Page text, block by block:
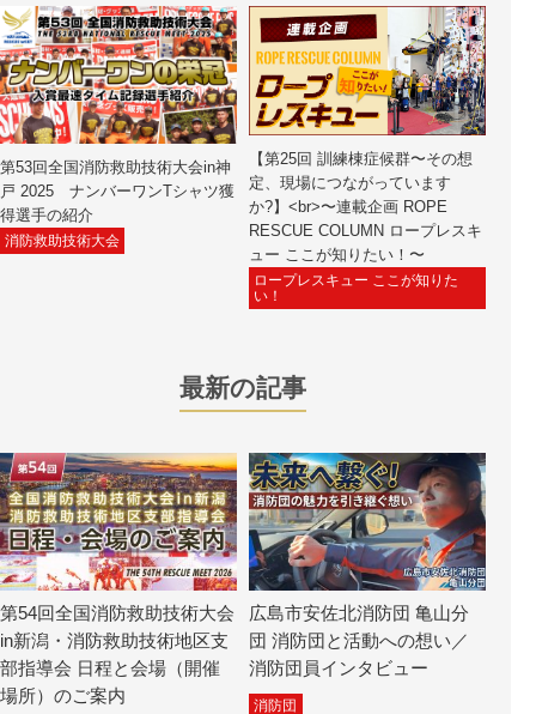
第53回全国消防救助技術大会in神
戸 2025 ナンバーワンTシャツ獲
得選手の紹介
消防救助技術大会
【第25回 訓練棟症候群〜その想
定、現場につながっています
か?】<br>〜連載企画 ROPE
RESCUE COLUMN ロープレスキ
ュー ここが知りたい！〜
ロープレスキュー ここが知りた
い！
最新の記事
第54回全国消防救助技術大会
in新潟・消防救助技術地区支
部指導会 日程と会場（開催
場所）のご案内
広島市安佐北消防団 亀山分
団 消防団と活動への想い／
消防団員インタビュー
消防団